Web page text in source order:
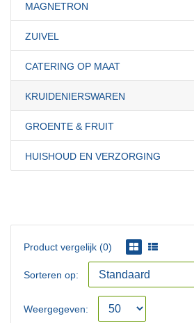
MAGNETRON
ZUIVEL
CATERING OP MAAT
KRUIDENIERSWAREN
GROENTE & FRUIT
HUISHOUD EN VERZORGING
Product vergelijk (0)
Sorteren op:
Weergegeven: